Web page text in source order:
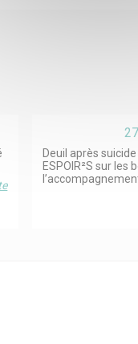
Deuil après
ESPOIR²S sur les